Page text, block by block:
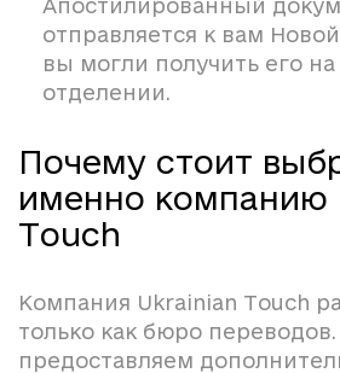
Апостилированный
отправляется к вам
вы могли получить его
отделении.
Почему стоит
именно компанию
Touch
Компания Ukrainian Touch
только как бюро
предоставляем